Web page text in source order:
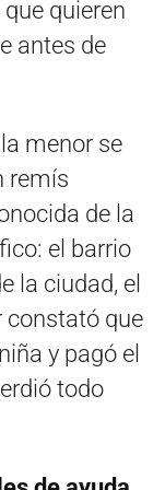
quieren
antes de
menor se
remís
de la
el barrio
la ciudad, el
constató que
y pagó el
todo